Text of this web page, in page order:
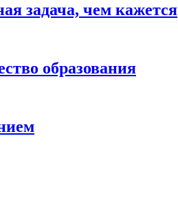
задача, чем кажется
образования